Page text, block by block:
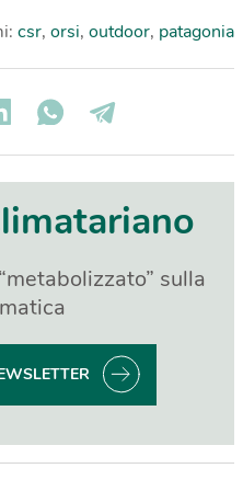
csr, orsi, outdoor, patagonia
sulla